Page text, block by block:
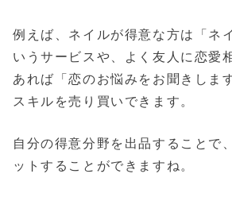
例えば、ネイルが得意な方は「ネ
いうサービスや、よく友人に恋愛
あれば「恋のお悩みをお聞きしま
スキルを売り買いできます。
自分の得意分野を出品することで
ットすることができますね。